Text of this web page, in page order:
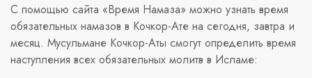
С помощью сайта «Время Намаза» можно узнать время
обязательных намазов в Кочкор-Ате на сегодня, завтра и
месяц. Мусульмане Кочкор-Аты смогут определить время
наступления всех обязательных молитв в Исламе: